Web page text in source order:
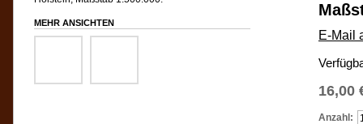
E-Mail
16,00
Anzahl:
MEHR ANSICHTEN